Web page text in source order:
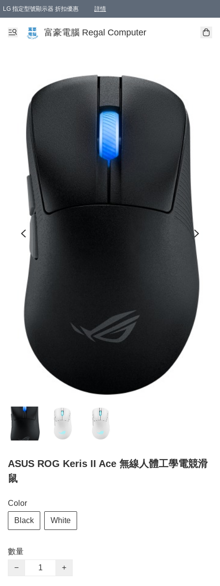
LG 指定型號顯示器 折扣優惠 詳情
富豪電腦 Regal Computer
ASUS ROG Keris II Ace 無線人體工學電競滑
鼠
Color
Black White
數量
−
+